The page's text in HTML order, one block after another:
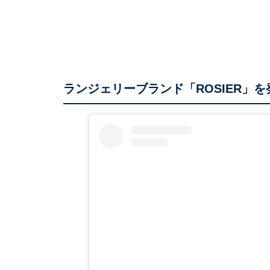
ランジェリーブランド「ROSIER」を